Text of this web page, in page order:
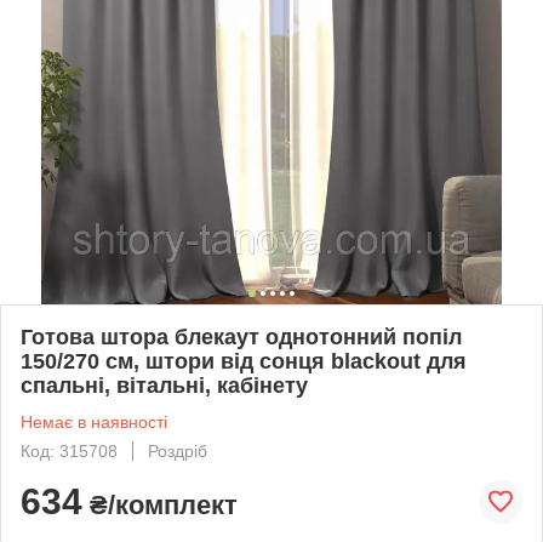
Готова штора блекаут однотонний попіл
150/270 см, штори від сонця blackout для
спальні, вітальні, кабінету
Немає в наявності
Код: 315708
Роздріб
634 ₴/комплект